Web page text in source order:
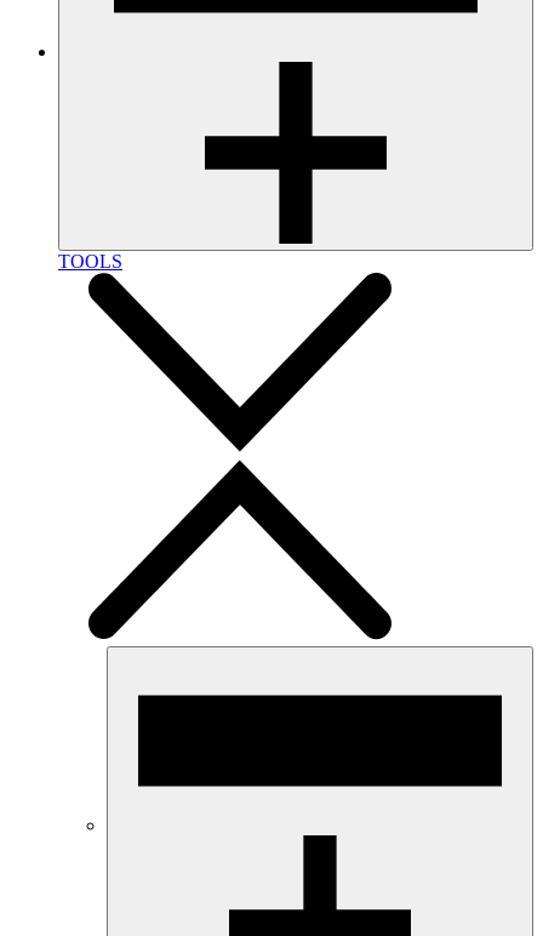
TOOLS